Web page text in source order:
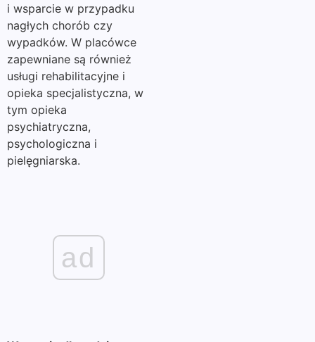
i wsparcie w przypadku
nagłych chorób czy
wypadków. W placówce
zapewniane są również
usługi rehabilitacyjne i
opieka specjalistyczna, w
tym opieka
psychiatryczna,
psychologiczna i
pielęgniarska.
ad